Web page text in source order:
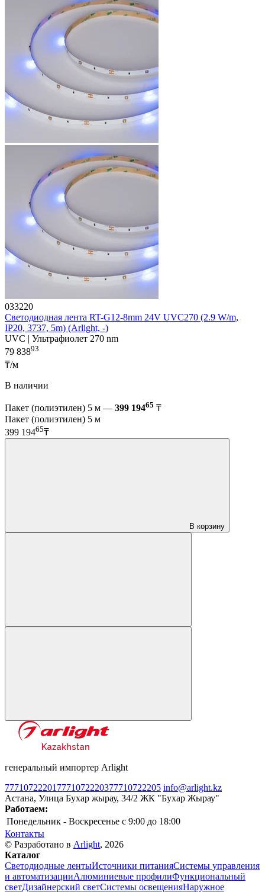
033220
Светодиодная лента RT-G12-8mm 24V UVC270 (2.9 W/m,
IP20, 3737, 5m) (Arlight, -)
UVC | Ультрафиолет 270 nm
79 83893
₸/м
В наличии
Пакет (полиэтилен) 5 м — 399 19465 ₸
Пакет (полиэтилен) 5 м
399 19465₸
В корзину
генеральный импортер Arlight
77710722201 7771072220377710722205 info@arlight.kz
Астана, Улица Бухар жырау, 34/2 ЖК "Бухар Жырау"
Работаем:
Понедельник - Воскресенье c 9:00 до 18:00
Контакты
© Разработано в Arlight, 2026
Каталог
Светодиодные лентыИсточники питанияСистемы управления
и автоматизацииАлюминиевые профилиФункциональный
светДизайнерский светСистемы освещенияНаружное